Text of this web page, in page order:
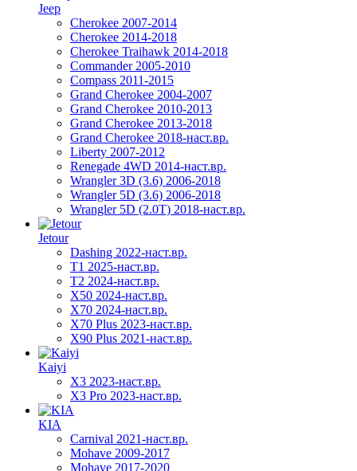
Jeep
Cherokee 2007-2014
Cherokee 2014-2018
Cherokee Traihawk 2014-2018
Commander 2005-2010
Compass 2011-2015
Grand Cherokee 2004-2007
Grand Cherokee 2010-2013
Grand Cherokee 2013-2018
Grand Cherokee 2018-наст.вр.
Liberty 2007-2012
Renegade 4WD 2014-наст.вр.
Wrangler 3D (3.6) 2006-2018
Wrangler 5D (3.6) 2006-2018
Wrangler 5D (2.0T) 2018-наст.вр.
Jetour
Dashing 2022-наст.вр.
T1 2025-наст.вр.
T2 2024-наст.вр.
X50 2024-наст.вр.
X70 2024-наст.вр.
X70 Plus 2023-наст.вр.
X90 Plus 2021-наст.вр.
Kaiyi
X3 2023-наст.вр.
X3 Pro 2023-наст.вр.
KIA
Carnival 2021-наст.вр.
Mohave 2009-2017
Mohave 2017-2020